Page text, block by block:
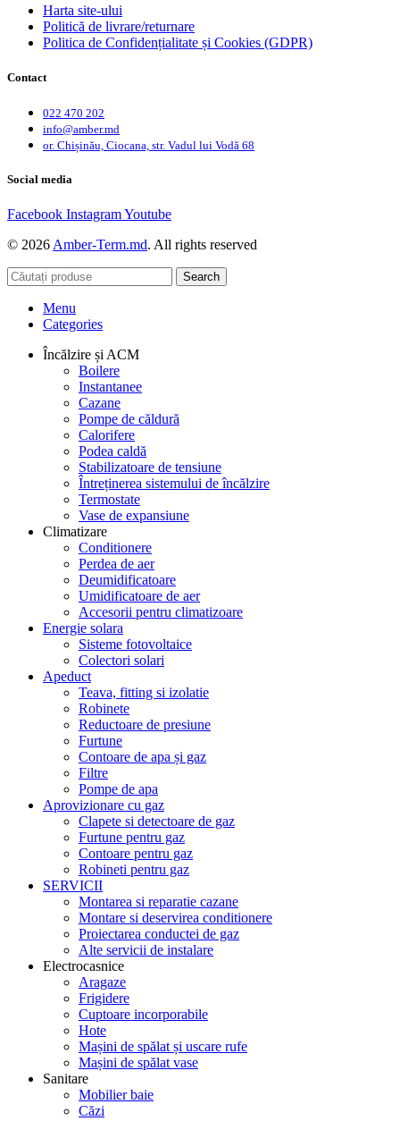
Harta site-ului
Politică de livrare/returnare
Politica de Confidențialitate și Cookies (GDPR)
Contact
022 470 202
info@amber.md
or. Chișinău, Ciocana, str. Vadul lui Vodă 68
Social media
Facebook InstagramYoutube
© 2026 Amber-Term.md. All rights reserved
Search
Menu
Categories
Încălzire și ACM
Boilere
Instantanee
Cazane
Pompe de căldură
Calorifere
Podea caldă
Stabilizatoare de tensiune
Întreținerea sistemului de încălzire
Termostate
Vase de expansiune
Climatizare
Conditionere
Perdea de aer
Deumidificatoare
Umidificatoare de aer
Accesorii pentru climatizoare
Energie solara
Sisteme fotovoltaice
Colectori solari
Apeduct
Teava, fitting si izolatie
Robinete
Reductoare de presiune
Furtune
Contoare de apa și gaz
Filtre
Pompe de apa
Aprovizionare cu gaz
Clapete si detectoare de gaz
Furtune pentru gaz
Contoare pentru gaz
Robineti pentru gaz
SERVICII
Montarea si reparatie cazane
Montare si deservirea conditionere
Proiectarea conductei de gaz
Alte servicii de instalare
Electrocasnice
Aragaze
Frigidere
Cuptoare incorporabile
Hote
Mașini de spălat și uscare rufe
Mașini de spălat vase
Sanitare
Mobilier baie
Căzi